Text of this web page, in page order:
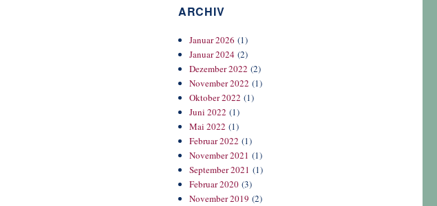
ARCHIV
Januar 2026 (1)
Januar 2024 (2)
Dezember 2022 (2)
November 2022 (1)
Oktober 2022 (1)
Juni 2022 (1)
Mai 2022 (1)
Februar 2022 (1)
November 2021 (1)
September 2021 (1)
Februar 2020 (3)
November 2019 (2)